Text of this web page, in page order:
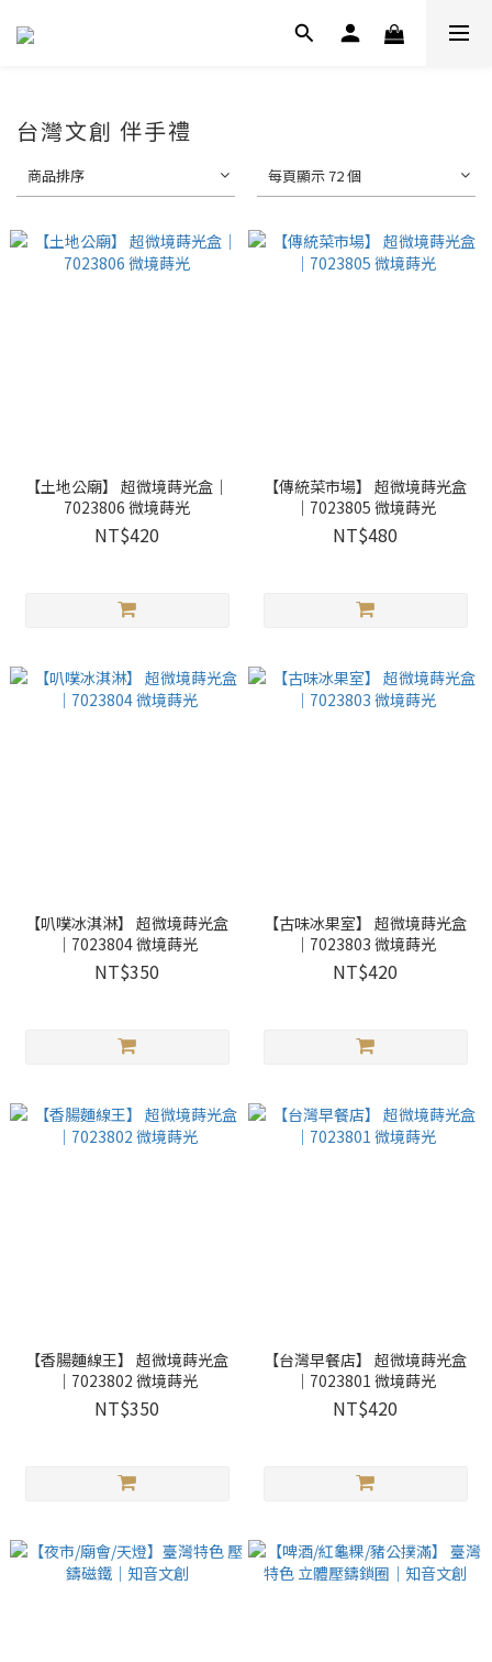
台灣文創 伴手禮
商品排序 每頁顯示 72 個
【土地公廟】 超微境蒔光盒｜
7023806 微境蒔光
NT$420
【傳統菜市場】 超微境蒔光盒
｜7023805 微境蒔光
NT$480
【叭噗冰淇淋】 超微境蒔光盒
｜7023804 微境蒔光
NT$350
【古味冰果室】 超微境蒔光盒
｜7023803 微境蒔光
NT$420
【香腸麵線王】 超微境蒔光盒
｜7023802 微境蒔光
NT$350
【台灣早餐店】 超微境蒔光盒
｜7023801 微境蒔光
NT$420